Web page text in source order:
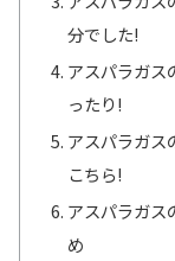
分でした!
アスパラガス
ったり!
アスパラガス
こちら!
アスパラガス
め